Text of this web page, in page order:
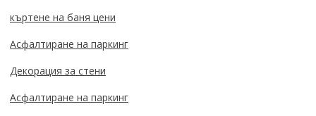
къртене на баня цени
Асфалтиране на паркинг
Декорация за стени
Асфалтиране на паркинг